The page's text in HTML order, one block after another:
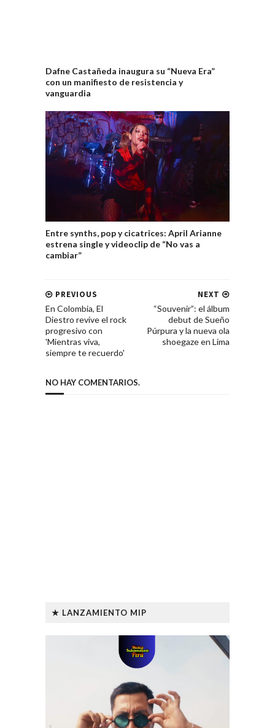
Dafne Castañeda inaugura su “Nueva Era”
con un manifiesto de resistencia y
vanguardia
Entre synths, pop y cicatrices: April Arianne
estrena single y videoclip de “No vas a
cambiar”
NEXT
“Souvenir”: el álbum
debut de Sueño
Púrpura y la nueva ola
shoegaze en Lima
PREVIOUS
En Colombia, El
Diestro revive el rock
progresivo con
'Mientras viva,
siempre te recuerdo'
NO HAY COMENTARIOS.
★ LANZAMIENTO MIP